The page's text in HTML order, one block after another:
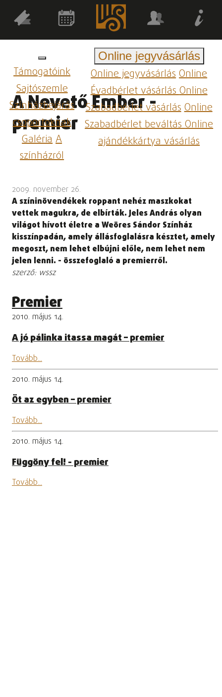
Támogatóink
Sajtószemle
Színházbejárás
csoportoknak
GalériaA
színházról
Online jegyvásárlás
Online jegyvásárlásOnline
Évadbérlet vásárlásOnline
Szabadbérlet vásárlásOnline
Szabadbérlet beváltásOnline
ajándékkártya vásárlás
A Nevető Ember -
premier
2009. november 26.
A színinövendékek roppant nehéz maszkokat
vettek magukra, de elbírták. Jeles András olyan
világot hívott életre a Weöres Sándor Színház
kisszínpadán, amely állásfoglalásra késztet, amely
megoszt, nem lehet elbújni előle, nem lehet nem
jelen lenni. - összefoglaló a premierről.
szerző: wssz
Premier
2010. május 14.
A jó pálinka itassa magát – premier
Tovább...
2010. május 14.
Öt az egyben – premier
Tovább...
2010. május 14.
Függöny fel! - premier
Tovább...